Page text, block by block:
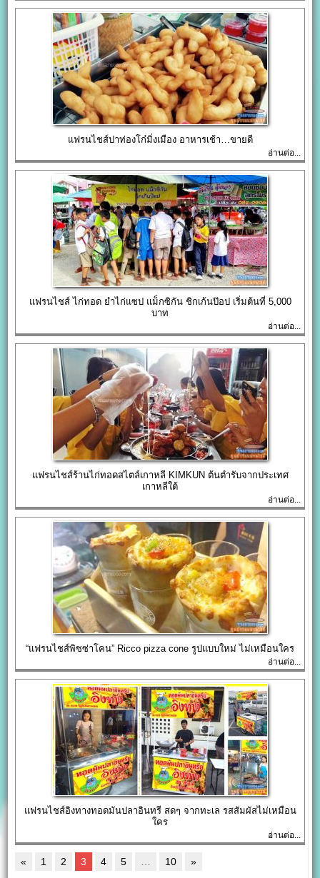
แฟรนไชส์ปาท่องโก๋มิ่งเมือง อาหารเช้า…ขายดี
อ่านต่อ...
แฟรนไชส์ ไก่ทอด ยำไก่แซป แม็กซิกัน ชิกเก้นป๊อป เริ่มต้นที่ 5,000
บาท
อ่านต่อ...
แฟรนไชส์ร้านไก่ทอดสไตล์เกาหลี KIMKUN ต้นตำรับจากประเทศ
เกาหลีใต้
อ่านต่อ...
“แฟรนไชส์พิซซ่าโคน” Ricco pizza cone รูปแบบใหม่ ไม่เหมือนใคร
อ่านต่อ...
แฟรนไชส์อิงทางทอดมันปลาอินทรี สดๆ จากทะเล รสสัมผัสไม่เหมือน
ใคร
อ่านต่อ...
« 1 2 3 4 5 10 »